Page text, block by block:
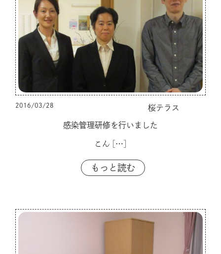
2016/03/28 桜テラス
感染管理研修を行いました
こん […]
もっと読む